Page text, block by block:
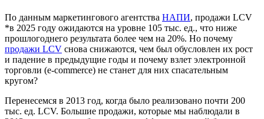
По данным маркетингового агентства НАПИ, продажи LCV
*в 2025 году ожидаются на уровне 105 тыс. ед., что ниже
прошлогоднего результата более чем на 20%. Но почему
продажи LCV снова снижаются, чем был обусловлен их рост
и падение в предыдущие годы и почему взлет электронной
торговли (e-commerce) не станет для них спасательным
кругом?
Перенесемся в 2013 год, когда было реализовано почти 200
тыс. ед. LCV. Большие продажи, которые мы наблюдали в